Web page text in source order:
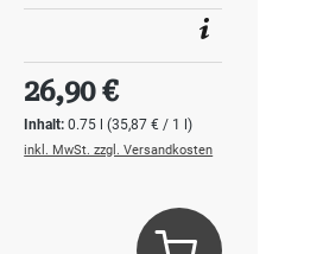
Inhalt:0.75 l(35,87 € / 1 l)
Regulärer Preis:
26,90 €
inkl. MwSt. zzgl. Versandkosten